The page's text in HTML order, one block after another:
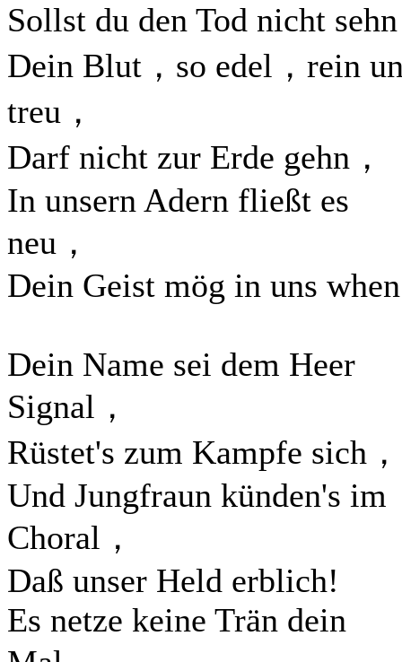
Sollst du den Tod nicht
Dein Blut，so edel，rein
treu，
Darf nicht zur Erde gehn，
In unsern Adern fließt es
neu，
Dein Geist mög in uns
Dein Name sei dem Heer
Signal，
Rüstet's zum Kampfe sich，
Und Jungfraun künden's im
Choral，
Daß unser Held erblich!
Es netze keine Trän dein